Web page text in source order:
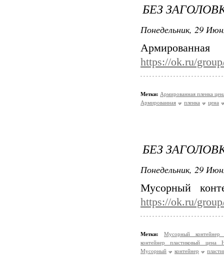
БЕЗ
Понедельник, 29
https://ok.ru/
Метки: Армированная пленка
Армированная
пленка цена
БЕЗ
Понедельник, 29
Мусорный
https://ok.ru/
Метки:
Мусорный
контейнер пластиковый
Мусорный
контейнер